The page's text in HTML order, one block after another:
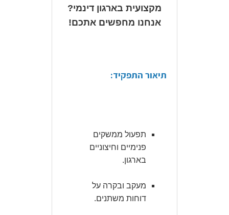
מקצועית בארגון דינמי?
אנחנו מחפשים אתכם!
תיאור התפקיד:
תפעול ממשקים
פנימיים וחיצוניים
בארגון.
מעקב ובקרה על
דוחות משתנים.